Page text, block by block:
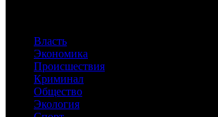
Власть
Экономика
Происшествия
Криминал
Общество
Экология